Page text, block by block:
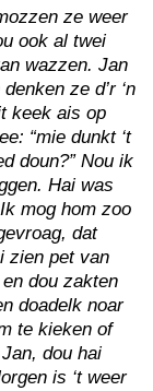
ze weer
ook al twei
wazzen. Jan
ze d’r ‘n
keek ais op
“mie dunkt ‘t
doun?” Nou ik
Hai was
mog hom zoo
dat
zien pet van
dou zakten
doadelk noar
te kieken of
dou hai
is ‘t weer